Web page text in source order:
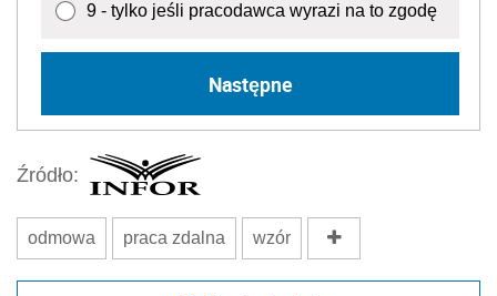
9 - tylko jeśli pracodawca wyrazi na to zgodę
Następne
Źródło:
odmowa praca zdalna wzór